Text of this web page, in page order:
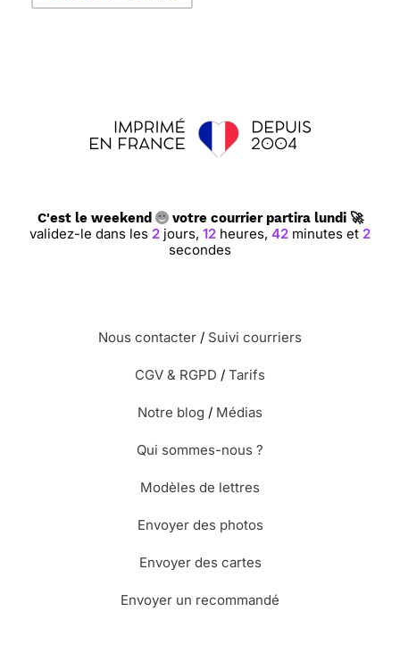
C'est le weekend votre courrier partira lundi 🚀
validez-le dans les2 jours,12 heures,42 minutes et1
seconde
Nous contacter / Suivi courriers
CGV & RGPD / Tarifs
Notre blog / Médias
Qui sommes-nous ?
Modèles de lettres
Envoyer des photos
Envoyer des cartes
Envoyer un recommandé